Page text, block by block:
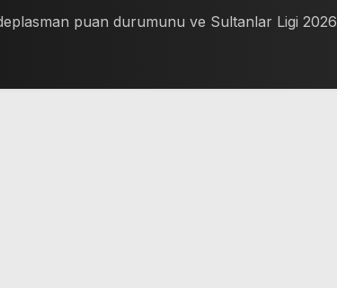
puan durumunu ve Sultanlar Ligi